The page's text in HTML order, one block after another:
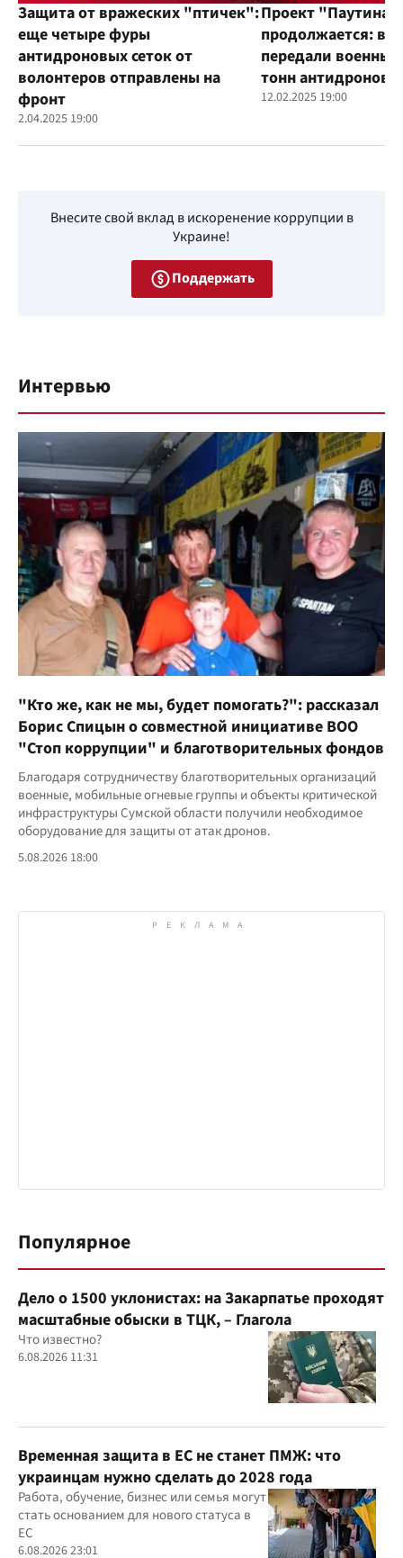
Защита от вражеских "птичек":
еще четыре фуры
антидроновых сеток от
волонтеров отправлены на
фронт
2.04.2025 19:00
Проект "Паутина"
продолжается:
передали
тонн
12.02.2025 19:00
Внесите свой вклад в искоренение коррупции в
Украине!
Поддержать
Интервью
"Кто же, как не мы, будет помогать?": рассказал
Борис Спицын о совместной инициативе ВОО
"Стоп коррупции" и благотворительных фондов
Благодаря сотрудничеству благотворительных организаций
военные, мобильные огневые группы и объекты критической
инфраструктуры Сумской области получили необходимое
оборудование для защиты от атак дронов.
5.08.2026 18:00
Популярное
Дело о 1500 уклонистах: на Закарпатье проходят
масштабные обыски в ТЦК, – Глагола
Что известно?
6.08.2026 11:31
Временная защита в ЕС не станет ПМЖ: что
украинцам нужно сделать до 2028 года
Работа, обучение, бизнес или семья могут
стать основанием для нового статуса в
ЕС
6.08.2026 23:01